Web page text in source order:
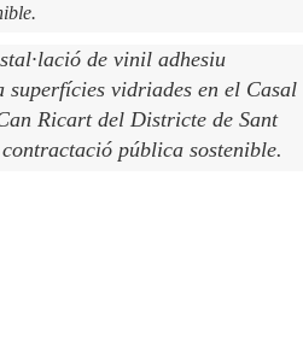
de vinil adhesiu
superfícies vidriades en el Casal
Ricart del Districte de Sant
pública sostenible.